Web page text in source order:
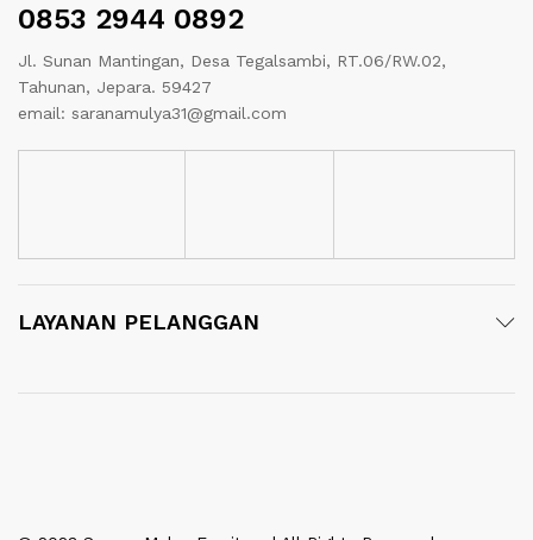
0853 2944 0892
Jl. Sunan Mantingan, Desa Tegalsambi, RT.06/RW.02,
Tahunan, Jepara. 59427
email: saranamulya31@gmail.com
LAYANAN PELANGGAN